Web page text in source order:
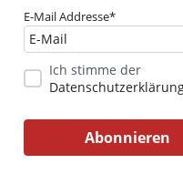
E-Mail Addresse*
Ich stimme der